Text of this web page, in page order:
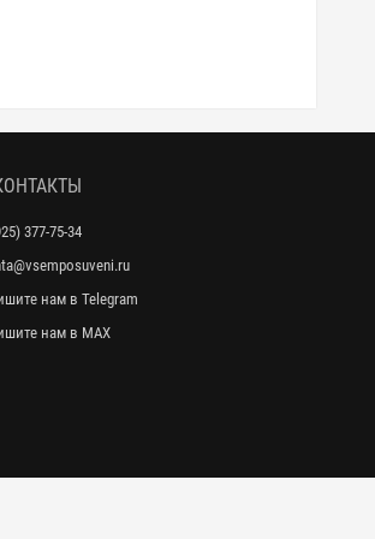
377-75-34
нам в Telegram
нам в MAX